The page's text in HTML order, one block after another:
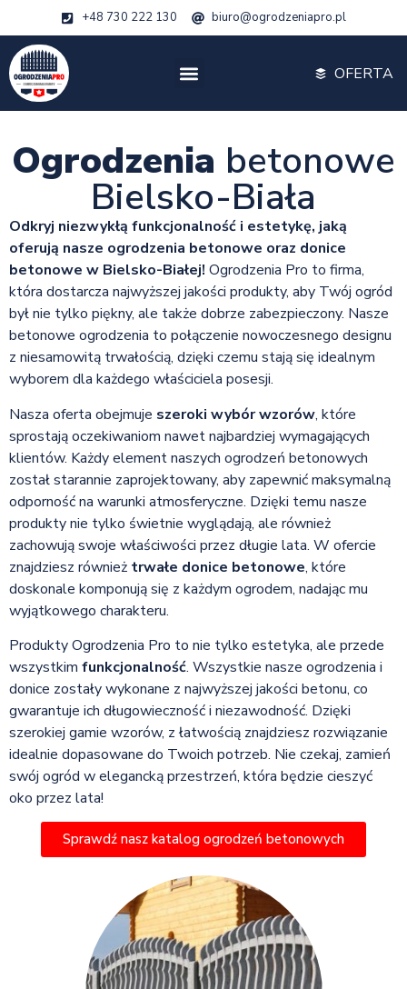
+48 730 222 130 biuro@ogrodzeniapro.pl
OFERTA
Ogrodzenia betonowe
Bielsko-Biała
Odkryj niezwykłą funkcjonalność i estetykę, jaką
oferują nasze ogrodzenia betonowe oraz donice
betonowe w Bielsko-Białej! Ogrodzenia Pro to firma,
która dostarcza najwyższej jakości produkty, aby Twój ogród
był nie tylko piękny, ale także dobrze zabezpieczony. Nasze
betonowe ogrodzenia to połączenie nowoczesnego designu
z niesamowitą trwałością, dzięki czemu stają się idealnym
wyborem dla każdego właściciela posesji.
Nasza oferta obejmuje szeroki wybór wzorów, które
sprostają oczekiwaniom nawet najbardziej wymagających
klientów. Każdy element naszych ogrodzeń betonowych
został starannie zaprojektowany, aby zapewnić maksymalną
odporność na warunki atmosferyczne. Dzięki temu nasze
produkty nie tylko świetnie wyglądają, ale również
zachowują swoje właściwości przez długie lata. W ofercie
znajdziesz również trwałe donice betonowe, które
doskonale komponują się z każdym ogrodem, nadając mu
wyjątkowego charakteru.
Produkty Ogrodzenia Pro to nie tylko estetyka, ale przede
wszystkim funkcjonalność. Wszystkie nasze ogrodzenia i
donice zostały wykonane z najwyższej jakości betonu, co
gwarantuje ich długowieczność i niezawodność. Dzięki
szerokiej gamie wzorów, z łatwością znajdziesz rozwiązanie
idealnie dopasowane do Twoich potrzeb. Nie czekaj, zamień
swój ogród w elegancką przestrzeń, która będzie cieszyć
oko przez lata!
Sprawdź nasz katalog ogrodzeń betonowych